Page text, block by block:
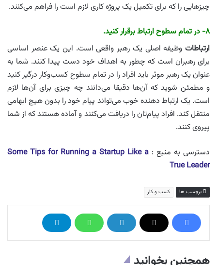
چیزهایی را که برای تکمیل یک پروژه کاری لازم است را فراهم می‌کنند.
۸- در تمام سطوح ارتباط برقرار کنید.
ارتباطات وظیفه اصلی یک رهبر واقعی است. این یک عنصر اساسی
برای رهبران است که چطور به اهداف خود دست پیدا کنند. شما به
عنوان یک رهبر موثر باید افراد را در تمام سطوح کسب‌وکار درگیر کنید
و مطمئن شوید که آن‌ها دقیقا می‌دانند چه چیزی برای آن‌ها لازم
است. یک ارتباط دهنده خوب می‌تواند پیام خود را بدون هیچ ابهامی
منتقل کند. افراد پیام‌تان را دریافت می‌کنند و آماده هستند که از شما
پیروی کنند.
دسترسی به منبع : Some Tips for Running a Startup Like a
True Leader
برچسب ها کسب و کار
همچنین بخوانید